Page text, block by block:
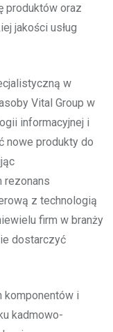
produktów oraz
jakości usług
w
Vital Group w
informacyjnej i
nowe produkty do
rezonans
z technologią
firm w branży
dostarczyć
komponentów i
kadmowo-